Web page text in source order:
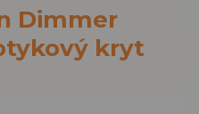
Dimmer
kryt